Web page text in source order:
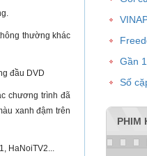
thường khác
đầu DVD
chương trình đã
xanh đậm trên
HaNoiTV2...
PHIM